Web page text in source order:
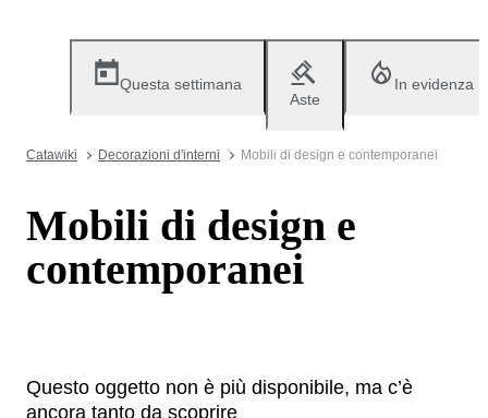
Questa settimana
Aste
In evidenza
Catawiki Decorazioni d'interni Mobili di design e contemporanei
Mobili di design e
contemporanei
Questo oggetto non è più disponibile, ma c’è
ancora tanto da scoprire